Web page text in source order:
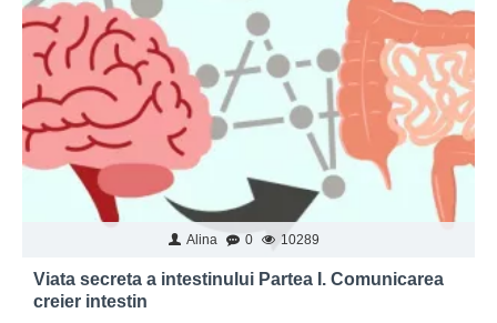
Alina 0 10289
Viata secreta a intestinului Partea I. Comunicarea
creier intestin